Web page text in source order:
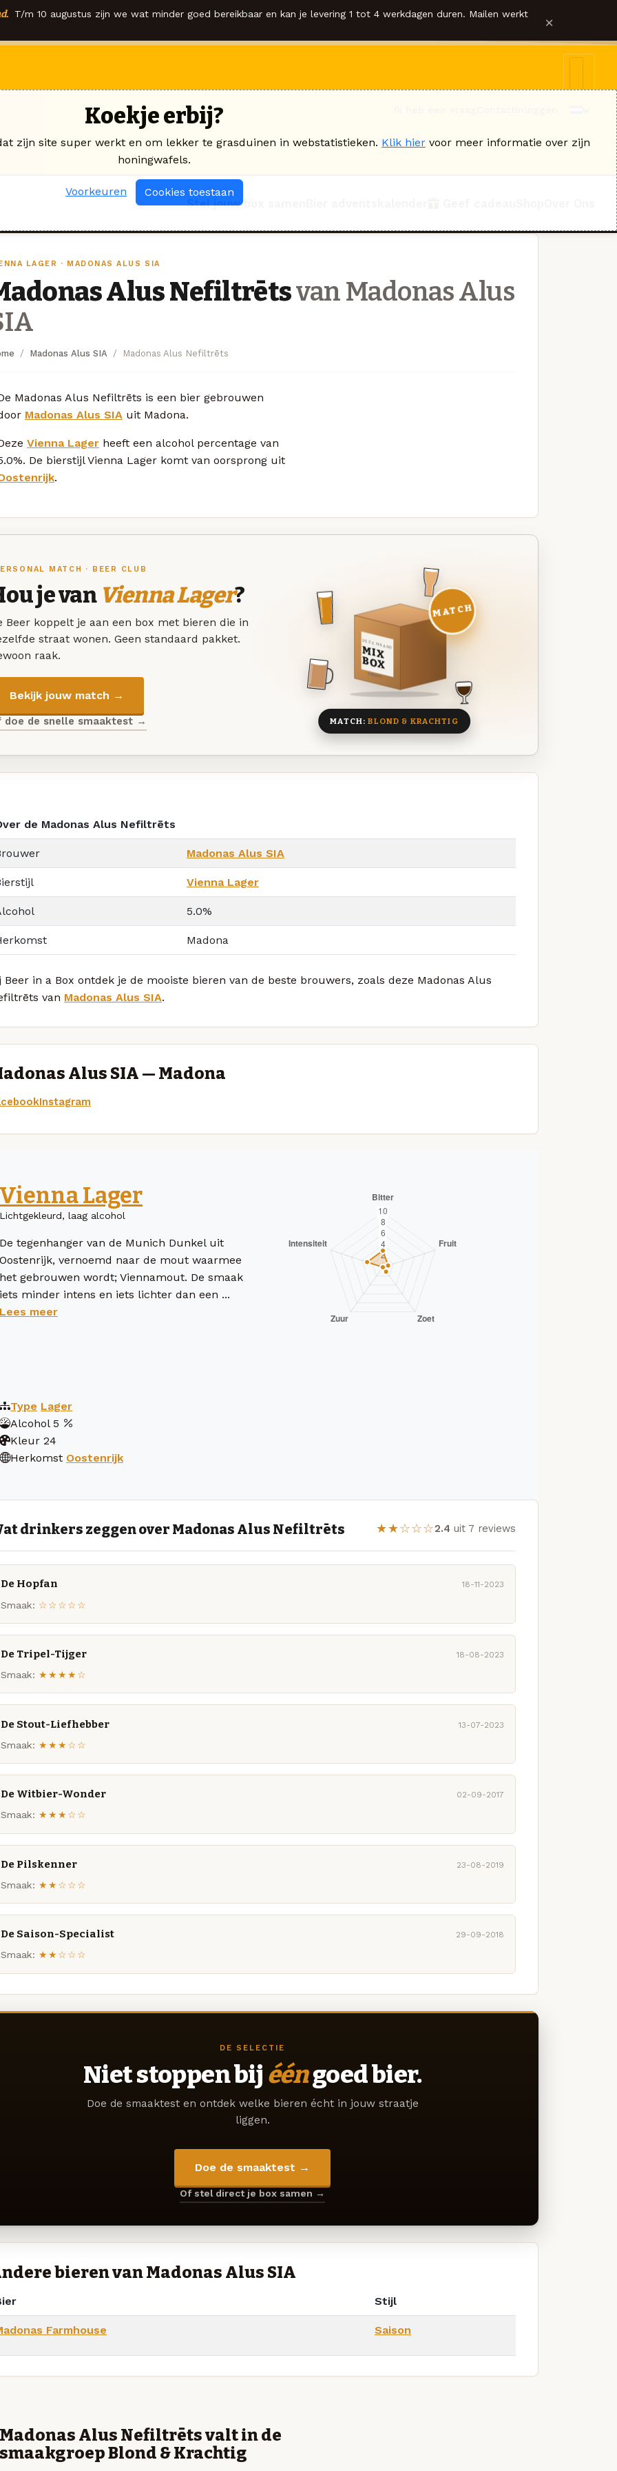
T/m 10 augustus zijn we wat minder goed bereikbaar en kan je levering 1 tot 4 werkdagen duren. Mailen werkt ×
Stel jouw box samen
LAGER · MADONAS ALUS SIA
Alus Nefiltrētsvan Madonas Alus
Madonas Alus SIA Madonas Alus Nefiltrēts
Madonas Alus Nefiltrēts is een bier gebrouwen
Madonas Alus SIA uit Madona.
Vienna Lager heeft een alcohol percentage van
De bierstijl Vienna Lager komt van oorsprong uit
.
MATCH · BEER CLUB
je van Vienna Lager?
Beer koppelt je aan een box met bieren die in
straat wonen. Geen standaard pakket.
raak.
Bekijk jouw match →
doe de snelle smaaktest →
DEZE MAAND
MIX
BOX
8 BIEREN
MATCH
MATCH:BLOND & KRACHTIG
de Madonas Alus Nefiltrēts
Madonas Alus SIA
Vienna Lager
5.0%
Madona
Beer in a Box ontdek je de mooiste bieren van de beste brouwers, zoals deze Madonas Alus
van Madonas Alus SIA.
Alus SIA — Madona
Instagram
Vienna Lager
Lichtgekleurd, laag alcohol
De tegenhanger van de Munich Dunkel uit
Oostenrijk, vernoemd naar de mout waarmee
het gebrouwen wordt; Viennamout. De smaak
iets minder intens en iets lichter dan een ...
Lees meer
Type Lager
Alcohol 5
Kleur 24
Herkomst Oostenrijk
drinkers zeggen over Madonas Alus Nefiltrēts ★★☆☆☆2.4 uit 7 reviews
De Hopfan 18-11-2023
Smaak: ☆☆☆☆☆
De Tripel-Tijger 18-08-2023
Smaak: ★★★★☆
De Stout-Liefhebber 13-07-2023
Smaak: ★★★☆☆
De Witbier-Wonder 02-09-2017
Smaak: ★★★☆☆
De Pilskenner 23-08-2019
Smaak: ★★☆☆☆
De Saison-Specialist 29-09-2018
Smaak: ★★☆☆☆
DE SELECTIE
Niet stoppen bij ééngoed bier.
Doe de smaaktest en ontdek welke bieren écht in jouw straatje
liggen.
Doe de smaaktest →
Of stel direct je box samen →
bieren van Madonas Alus SIA
Stijl
Farmhouse Saison
Madonas Alus Nefiltrēts valt in de
smaakgroep Blond & Krachtig
Koekje erbij?
zijn site super werkt en om lekker te grasduinen in webstatistieken. Klik hier voor meer informatie over zijn
honingwafels.
Voorkeuren Cookies toestaan